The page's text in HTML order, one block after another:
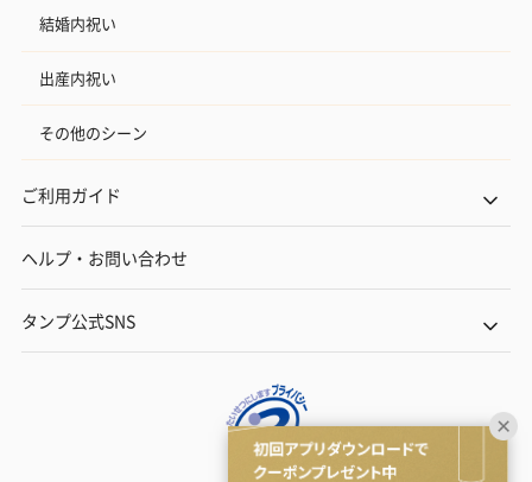
結婚内祝い
出産内祝い
その他のシーン
ご利用ガイド
ヘルプ・お問い合わせ
タンプ公式SNS